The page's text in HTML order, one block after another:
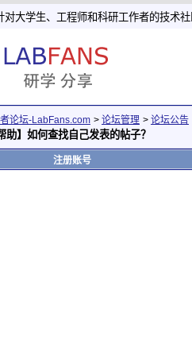
对大学生、工程师和科研工作者的技术社
论坛-LabFans.com > 论坛管理 > 论坛公告
助】如何查找自己发表的帖子？
注册账号